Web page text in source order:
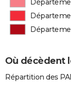
Où décèdent
Répartition des